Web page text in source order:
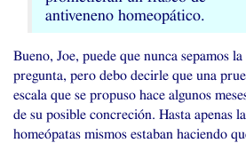
antiveneno homeopático.
Bueno, Joe, puede que nunca sepamos
pregunta, pero debo decirle que una
escala que se propuso hace algunos
de su posible concreción. Hasta apenas
homeópatas mismos estaban haciendo